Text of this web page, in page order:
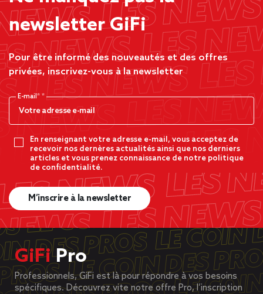
newsletter GiFi
Pour être informé des nouveautés et des offres
privées, inscrivez-vous à la newsletter
E-mail*
En renseignant votre adresse e-mail, vous acceptez de
recevoir nos dernères actualités ainsi que nos derniers
articles et vous prenez connaissance de notre politique
de confidentialité.
M’inscrire à la newsletter
GiFiPro
Professionnels, GiFi est là pour répondre à vos besoins
spécifiques. Découvrez vite notre offre Pro, l’inscription